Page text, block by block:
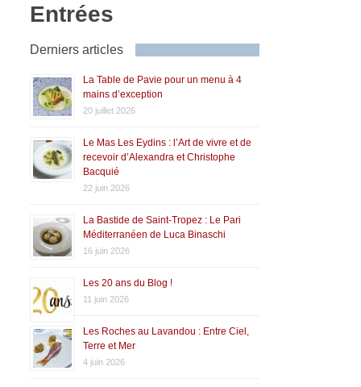
Entrées
Derniers articles
La Table de Pavie pour un menu à 4
mains d’exception
20 juillet 2026
Le Mas Les Eydins : l’Art de vivre et de
recevoir d’Alexandra et Christophe
Bacquié
22 juin 2026
La Bastide de Saint-Tropez : Le Pari
Méditerranéen de Luca Binaschi
16 juin 2026
Les 20 ans du Blog !
11 juin 2026
Les Roches au Lavandou : Entre Ciel,
Terre et Mer
4 juin 2026